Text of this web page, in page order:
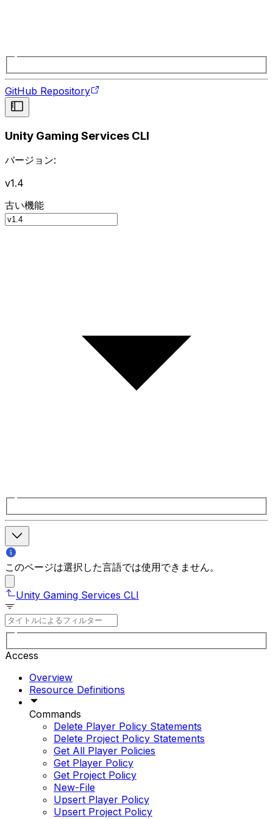
GitHub Repository
Unity Gaming Services CLI
バージョン:
v1.4
古い機能
このページは選択した言語では使用できません。
Unity Gaming Services CLI
Access
Overview
Resource Definitions
Commands
Delete Player Policy Statements
Delete Project Policy Statements
Get All Player Policies
Get Player Policy
Get Project Policy
New-File
Upsert Player Policy
Upsert Project Policy